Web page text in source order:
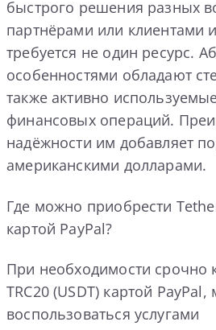
быстрого решения разных
партнёрами или клиентами
требуется не один ресурс.
особенностями обладают
также активно
финансовых операций.
надёжности им добавляет
американскими долларами.
Где можно приобрести
картой PayPal?
При необходимости срочно
TRC20 (USDT) картой
воспользоваться услугами